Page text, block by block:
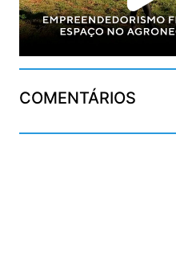
COMENTÁRIOS